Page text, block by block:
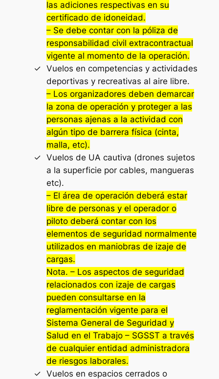
las adiciones respectivas en su
certificado de idoneidad.
– Se debe contar con la póliza de
responsabilidad civil extracontractual
vigente al momento de la operación.
Vuelos en competencias y actividades
deportivas y recreativas al aire libre.
– Los organizadores deben demarcar
la zona de operación y proteger a las
personas ajenas a la actividad con
algún tipo de barrera física (cinta,
malla, etc).
Vuelos de UA cautiva (drones sujetos
a la superficie por cables, mangueras
etc).
– El área de operación deberá estar
libre de personas y el operador o
piloto deberá contar con los
elementos de seguridad normalmente
utilizados en maniobras de izaje de
cargas.
Nota. – Los aspectos de seguridad
relacionados con izaje de cargas
pueden consultarse en la
reglamentación vigente para el
Sistema General de Seguridad y
Salud en el Trabajo – SGSST a través
de cualquier entidad administradora
de riesgos laborales.
Vuelos en espacios cerrados o